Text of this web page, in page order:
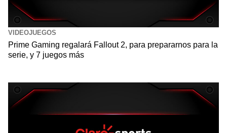
VIDEOJUEGOS
Prime Gaming regalará Fallout 2, para prepararnos para la
serie, y 7 juegos más